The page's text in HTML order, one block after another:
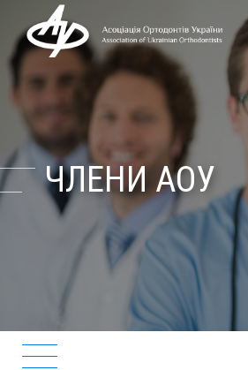
ПРО АСОЦІАЦІЮ
ІСТОРІЯ АОУ
КЕРІВНИЦТВО АОУ
ПОДІЇ
ЧЛЕНИ АОУ